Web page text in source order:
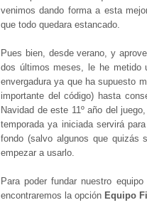
venimos dando forma a esta
que todo quedara estancado.
Pues bien, desde verano, y
dos últimos meses, le he metido
envergadura ya que ha supuesto
importante del código) hasta
Navidad de este 11º año del
temporada ya iniciada servirá
fondo (salvo algunos que quizás
empezar a usarlo.
Para poder fundar nuestro
encontraremos la opción Equipo